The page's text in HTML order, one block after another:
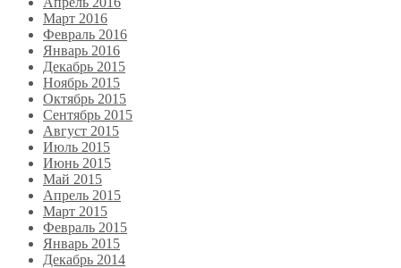
Март 2016
Февраль 2016
Январь 2016
Декабрь 2015
Ноябрь 2015
Октябрь 2015
Сентябрь 2015
Август 2015
Июль 2015
Июнь 2015
Май 2015
Апрель 2015
Март 2015
Февраль 2015
Январь 2015
Декабрь 2014